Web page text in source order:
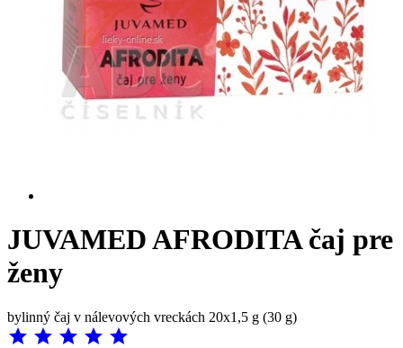
JUVAMED AFRODITA čaj pre
ženy
bylinný čaj v nálevových vreckách 20x1,5 g (30 g)
star star star star star